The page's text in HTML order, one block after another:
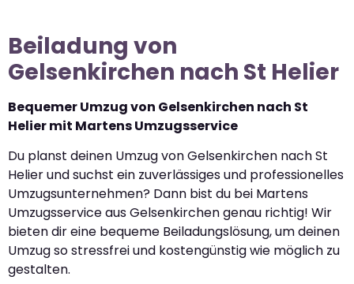
Beiladung von
Gelsenkirchen nach St Helier
Bequemer Umzug von Gelsenkirchen nach St
Helier mit Martens Umzugsservice
Du planst deinen Umzug von Gelsenkirchen nach St
Helier und suchst ein zuverlässiges und professionelles
Umzugsunternehmen? Dann bist du bei Martens
Umzugsservice aus Gelsenkirchen genau richtig! Wir
bieten dir eine bequeme Beiladungslösung, um deinen
Umzug so stressfrei und kostengünstig wie möglich zu
gestalten.